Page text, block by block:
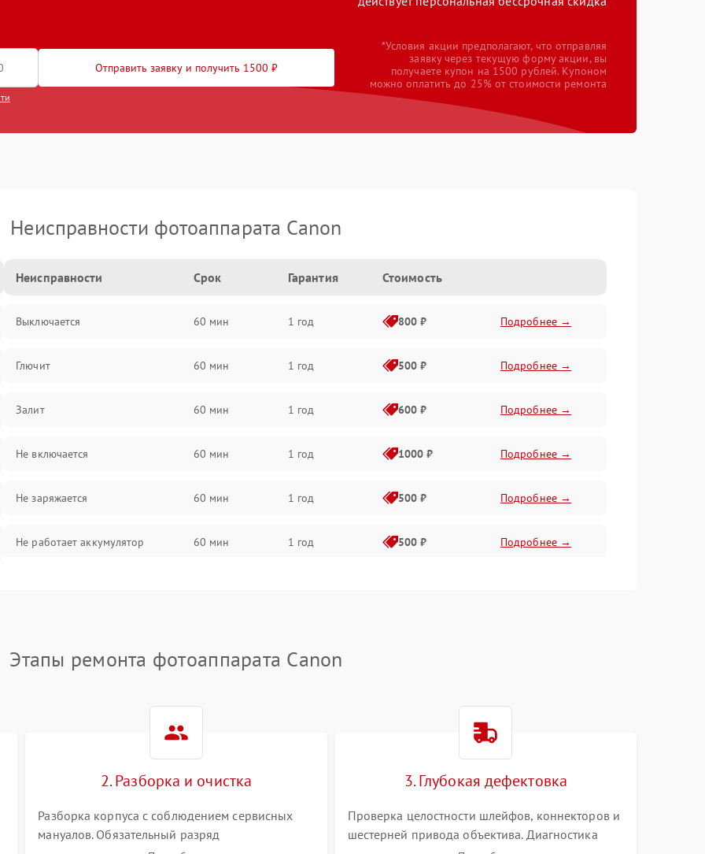
Отправить заявку и получить 1500 ₽
*Условия акции предполагают, что отправляя
заявку через текущую форму акции, вы
получаете купон на 1500 рублей. Купоном
можно оплатить до 25% от стоимости ремонта
Неисправности фотоаппарата Canon
Неисправности Срок Гарантия Стоимость
Выключается 60 мин 1 год 800 ₽ Подробнее →
Глючит 60 мин 1 год 500 ₽ Подробнее →
Залит 60 мин 1 год 600 ₽ Подробнее →
Не включается 60 мин 1 год 1000 ₽ Подробнее →
Не заряжается 60 мин 1 год 500 ₽ Подробнее →
Не работает аккумулятор 60 мин 1 год 500 ₽ Подробнее →
Этапы ремонта фотоаппарата Canon
2. Разборка и очистка
Разборка корпуса с соблюдением сервисных
мануалов. Обязательный разряд
3. Глубокая дефектовка
Проверка целостности шлейфов, коннекторов и
шестерней привода объектива. Диагностика